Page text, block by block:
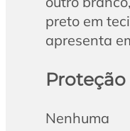
preto em
apresenta
Nenhuma